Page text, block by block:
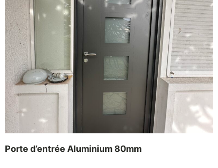
Porte d’entrée Aluminium 80mm